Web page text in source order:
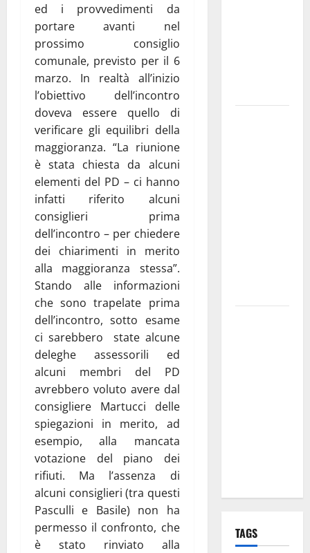
ed i provvedimenti da
portare avanti nel
prossimo consiglio
comunale, previsto per il 6
marzo. In realtà all’inizio
l’obiettivo dell’incontro
doveva essere quello di
verificare gli equilibri della
maggioranza. “La riunione
è stata chiesta da alcuni
elementi del PD – ci hanno
infatti riferito alcuni
consiglieri prima
dell’incontro – per chiedere
dei chiarimenti in merito
alla maggioranza stessa”.
Stando alle informazioni
che sono trapelate prima
dell’incontro, sotto esame
ci sarebbero state alcune
deleghe assessorili ed
alcuni membri del PD
avrebbero voluto avere dal
consigliere Martucci delle
spiegazioni in merito, ad
esempio, alla mancata
votazione del piano dei
rifiuti. Ma l’assenza di
alcuni consiglieri (tra questi
Pasculli e Basile) non ha
permesso il confronto, che
è stato rinviato alla
TAGS